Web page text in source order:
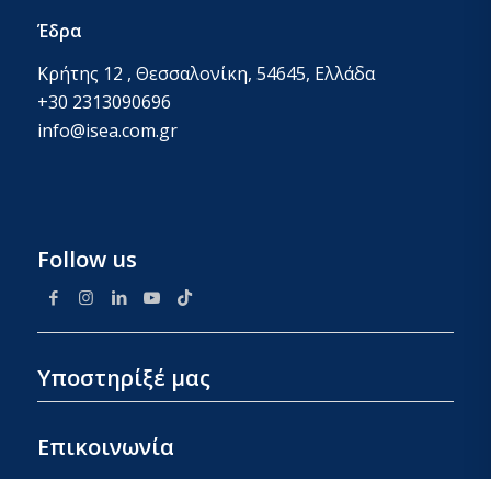
Έδρα
Κρήτης 12 , Θεσσαλονίκη, 54645, Ελλάδα
+30 2313090696
info@isea.com.gr
Follow us
Υποστηρίξέ μας
Επικοινωνία